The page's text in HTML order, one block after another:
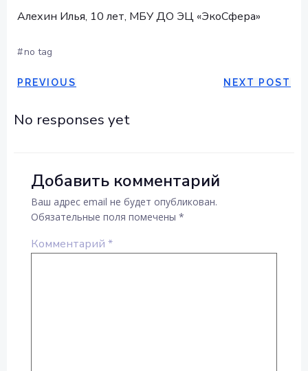
Алехин Илья, 10 лет, МБУ ДО ЭЦ «ЭкоСфера»
#no tag
НАВИГАЦИЯ
ПО
PREVIOUS NEXT POST
No responses yet
Добавить комментарий
Ваш адрес email не будет опубликован.
Обязательные поля помечены *
Комментарий *